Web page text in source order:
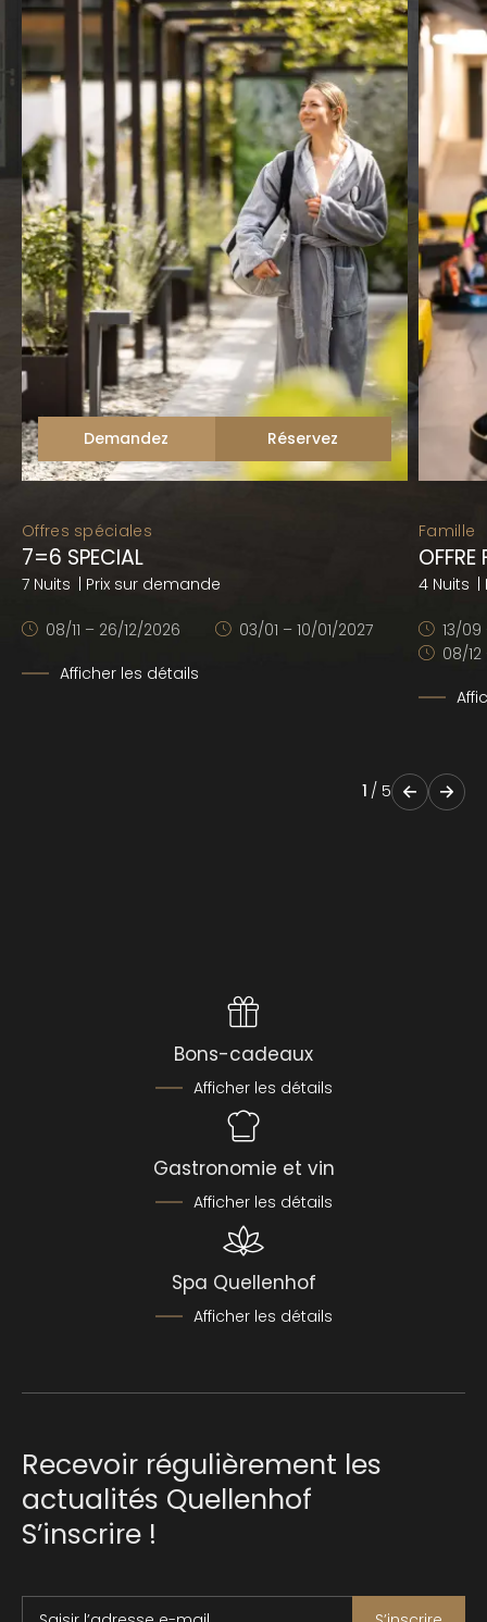
Demandez Réservez
Offres spéciales
7=6 SPECIAL
7 Nuits | Prix sur demande
08/11 – 26/12/2026
03/01 – 10/01/2027
Afficher les détails
Famille
4 Nuits |
13/
08/12
1 / 5
Bons-cadeaux
Afficher les détails
Gastronomie et vin
Afficher les détails
Spa Quellenhof
Afficher les détails
Recevoir régulièrement les
actualités Quellenhof
S’inscrire !